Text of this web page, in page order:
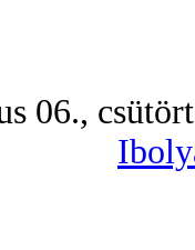
06.,